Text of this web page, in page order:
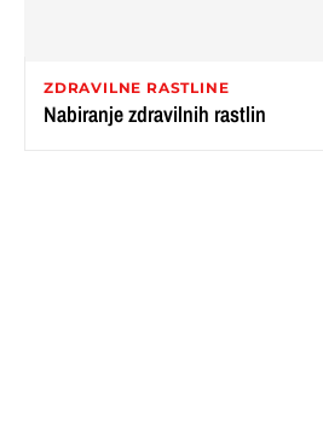
ZDRAVILNE RASTLINE
Nabiranje zdravilnih rastlin